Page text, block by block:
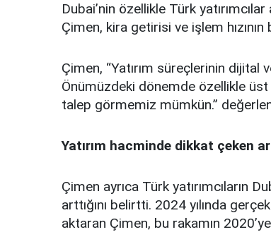
Dubai’nin özellikle Türk
Çimen, kira getirisi ve işlem
Çimen, “Yatırım süreçlerinin
Önümüzdeki dönemde özellikle
talep görmemiz mümkün.”
Yatırım hacminde dikkat çeken
Çimen ayrıca Türk yatırımcıların
arttığını belirtti. 2024 yılında
aktaran Çimen, bu rakamın